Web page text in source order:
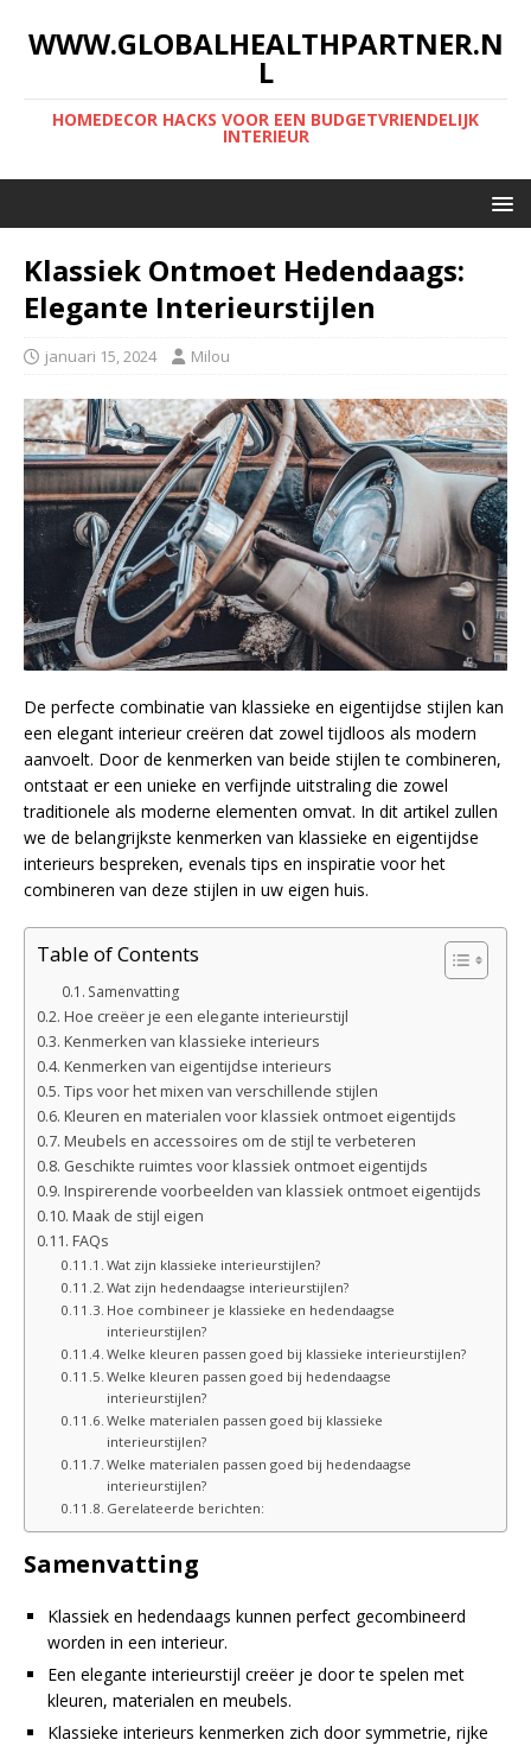
WWW.GLOBALHEALTHPARTNER.N
L
HOMEDECOR HACKS VOOR EEN BUDGETVRIENDELIJK
INTERIEUR
Klassiek Ontmoet Hedendaags:
Elegante Interieurstijlen
januari 15, 2024 Milou
De perfecte combinatie van klassieke en eigentijdse stijlen kan
een elegant interieur creëren dat zowel tijdloos als modern
aanvoelt. Door de kenmerken van beide stijlen te combineren,
ontstaat er een unieke en verfijnde uitstraling die zowel
traditionele als moderne elementen omvat. In dit artikel zullen
we de belangrijkste kenmerken van klassieke en eigentijdse
interieurs bespreken, evenals tips en inspiratie voor het
combineren van deze stijlen in uw eigen huis.
Table of Contents
Samenvatting
Hoe creëer je een elegante interieurstijl
Kenmerken van klassieke interieurs
Kenmerken van eigentijdse interieurs
Tips voor het mixen van verschillende stijlen
Kleuren en materialen voor klassiek ontmoet eigentijds
Meubels en accessoires om de stijl te verbeteren
Geschikte ruimtes voor klassiek ontmoet eigentijds
Inspirerende voorbeelden van klassiek ontmoet eigentijds
Maak de stijl eigen
FAQs
Wat zijn klassieke interieurstijlen?
Wat zijn hedendaagse interieurstijlen?
Hoe combineer je klassieke en hedendaagse
interieurstijlen?
Welke kleuren passen goed bij klassieke interieurstijlen?
Welke kleuren passen goed bij hedendaagse
interieurstijlen?
Welke materialen passen goed bij klassieke
interieurstijlen?
Welke materialen passen goed bij hedendaagse
interieurstijlen?
Gerelateerde berichten:
Samenvatting
Klassiek en hedendaags kunnen perfect gecombineerd
worden in een interieur.
Een elegante interieurstijl creëer je door te spelen met
kleuren, materialen en meubels.
Klassieke interieurs kenmerken zich door symmetrie, rijke